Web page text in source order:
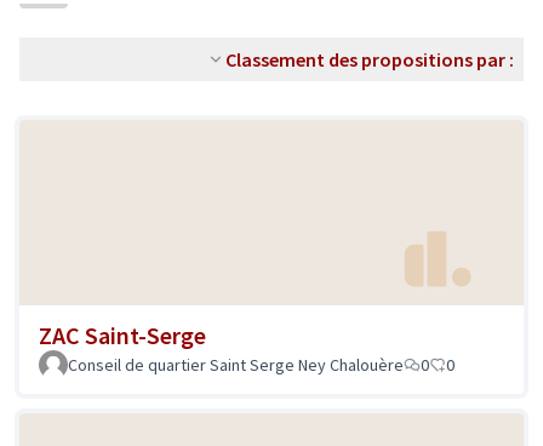
Classement des propositions par :
ZAC Saint-Serge
Conseil de quartier Saint Serge Ney Chalouère 0 0